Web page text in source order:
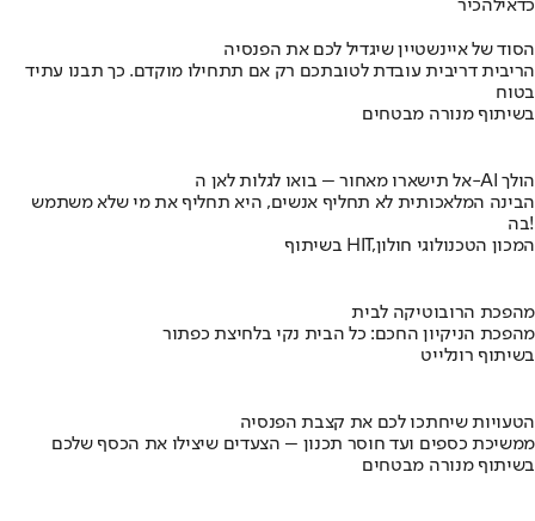
כדאילהכיר
הסוד של איינשטיין שיגדיל לכם את הפנסיה
הריבית דריבית עובדת לטובתכם רק אם תתחילו מוקדם. כך תבנו עתיד
בטוח
בשיתוף מנורה מבטחים
אל תישארו מאחור – בואו לגלות לאן ה-AI הולך
הבינה המלאכותית לא תחליף אנשים, היא תחליף את מי שלא משתמש
בה!
בשיתוף HIT,המכון הטכנולוגי חולון
מהפכת הרובוטיקה לבית
מהפכת הניקיון החכם: כל הבית נקי בלחיצת כפתור
בשיתוף רונלייט
הטעויות שיחתכו לכם את קצבת הפנסיה
ממשיכת כספים ועד חוסר תכנון – הצעדים שיצילו את הכסף שלכם
בשיתוף מנורה מבטחים